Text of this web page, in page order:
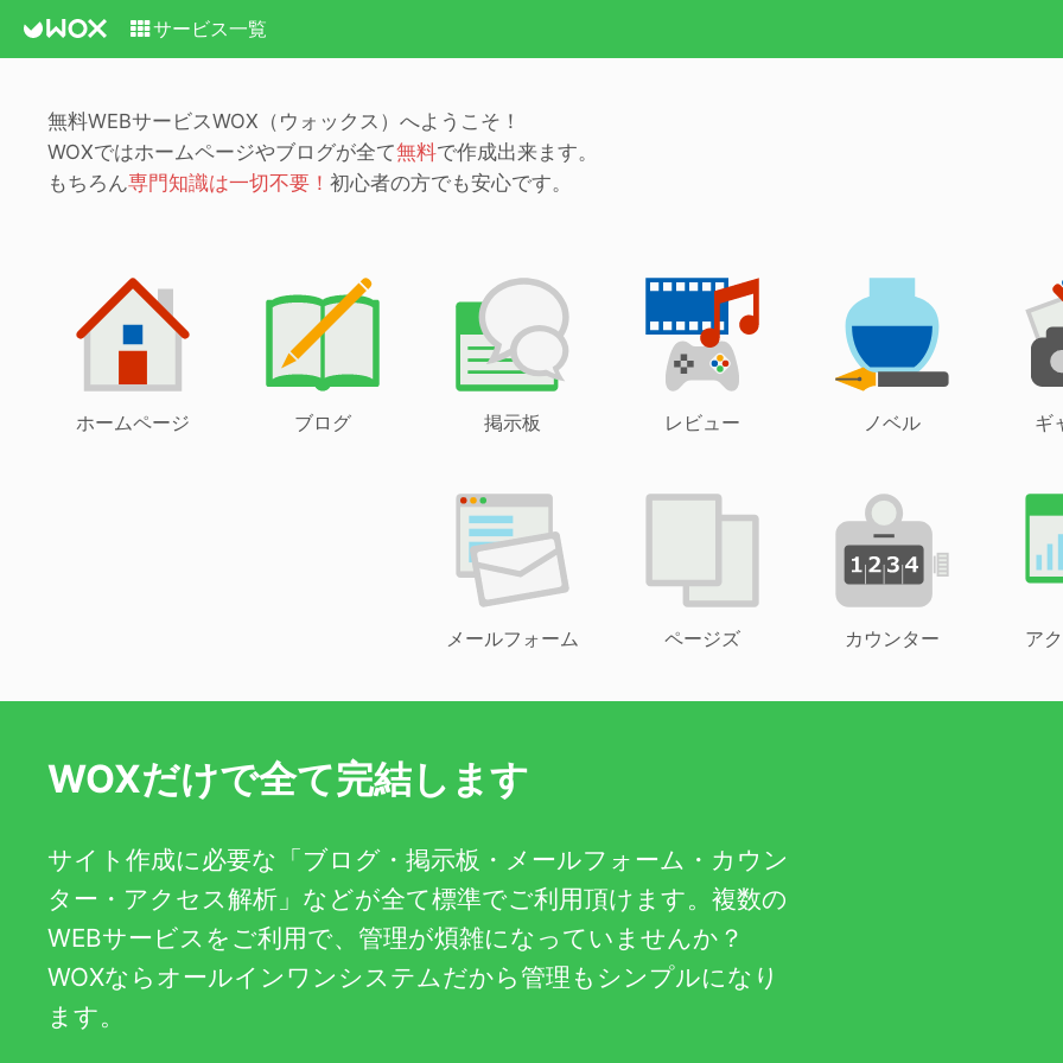
サービス一覧
無料WEBサービスWOX（ウォックス）へようこそ！
WOXではホームページやブログが全て無料で作成出来ます。
もちろん専門知識は一切不要！ 初心者の方でも安心です。
ホームページ ブログ 掲示板 レビュー ノベル ギ
メールフォーム ページズ カウンター ア
WOXだけで全て完結します
サイト作成に必要な「ブログ・掲示板・メールフォーム・カウン
ター・アクセス解析」などが全て標準でご利用頂けます。複数の
WEBサービスをご利用で、管理が煩雑になっていませんか？
WOXならオールインワンシステムだから管理もシンプルになり
ます。